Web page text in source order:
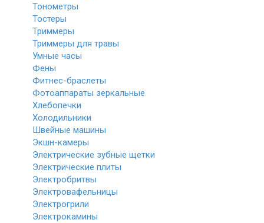
Тонометры
Тостеры
Триммеры
Триммеры для травы
Умные часы
Фены
Фитнес-браслеты
Фотоаппараты зеркальные
Хлебопечки
Холодильники
Швейные машины
Экшн-камеры
Электрические зубные щетки
Электрические плиты
Электробритвы
Электровафельницы
Электрогрили
Электрокамины